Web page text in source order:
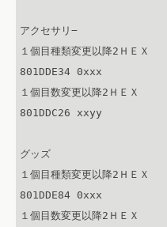
アクセサリ−
１個目種類変更以降2ＨＥＸ
801DDE34 0xxx
１個目数変更以降2ＨＥＸ
801DDC26 xxyy
グッズ
１個目種類変更以降2ＨＥＸ
801DDE84 0xxx
１個目数変更以降2ＨＥＸ